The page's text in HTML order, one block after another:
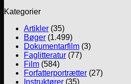
Kategorier
Artikler (35)
Bøger (1.499)
Dokumentarfilm (3)
Faglitteratur (77)
Film (584)
Forfatterportrætter (27)
Instruktører (35)